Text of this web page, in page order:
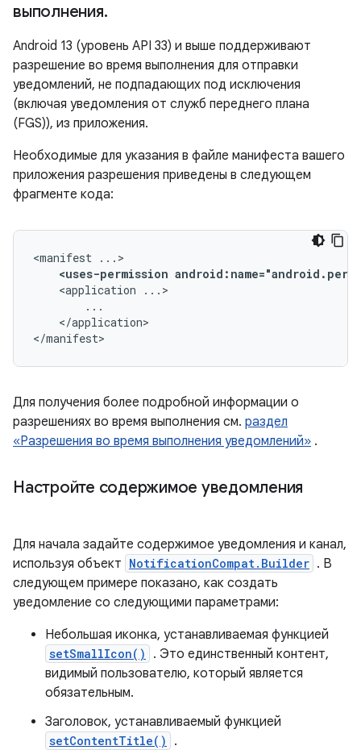
выполнения.
Android 13 (уровень API 33) и выше поддерживают
разрешение во время выполнения для отправки
уведомлений, не подпадающих под исключения
(включая уведомления от служб переднего плана
(FGS)), из приложения.
Необходимые для указания в файле манифеста вашего
приложения разрешения приведены в следующем
фрагменте кода:
<manifest
<uses-permission
<application
</application>
</manifest>
Для получения более подробной информации о
разрешениях во время выполнения см. раздел
«Разрешения во время выполнения уведомлений» .
Настройте содержимое уведомления
Для начала задайте содержимое уведомления и канал,
используя объект NotificationCompat.Builder . В
следующем примере показано, как создать
уведомление со следующими параметрами:
Небольшая иконка, устанавливаемая функцией
setSmallIcon()
. Это единственный контент,
видимый пользователю, который является
обязательным.
Заголовок, устанавливаемый функцией
setContentTitle()
.